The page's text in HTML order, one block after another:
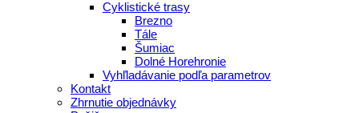
Cyklistické trasy
Brezno
Tále
Šumiac
Dolné Horehronie
Vyhľladávanie podľa parametrov
Kontakt
Zhrnutie objednávky